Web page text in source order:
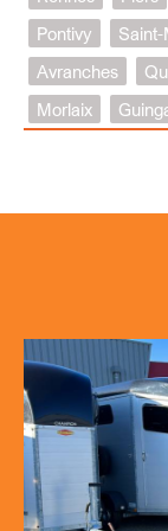
Pontivy
Avranches
Morlaix